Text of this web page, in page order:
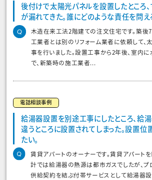
後付けで太陽光パネルを設置したところ
が漏れてきた。誰にどのような責任を問え
木造在来工法2階建ての注文住宅です。築後
工業者とは別のリフォーム業者に依頼して、
事を行いました。設置工事から2年後、室内
で、新築時の施工業者...
電話相談事例
給湯器設置を別途工事にしたところ、給
違うところに設置されてしまった。設置位
たい。
賃貸アパートのオーナーです。賃貸アパート
計では給湯器の熱源は都市ガスでしたが、
供給契約を結ぶ付帯サービスとして給湯器